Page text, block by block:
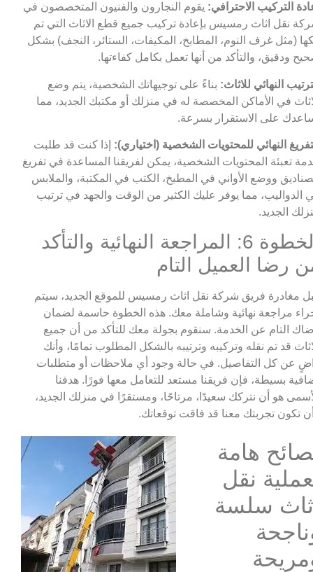
التركيب الاحترافي: يقوم النجارون والفنيون المتخصصون في
نقل اثاث رمسيس بإعادة تركيب جميع قطع الاثاث التي تم
(مثل غرف النوم، المطابخ، المكيفات، الستائر، النجف) بشكل
ودقيق، والتأكد من أنها تعمل بكامل كفاءتها.
النهائي للاثاث: بناءً على توجيهاتك الشخصية، يتم وضع
في الأماكن المخصصة له في منزلك أو مكتبك الجديد، مما
على الاستقرار بسرعة.
النهائي للمحتويات الشخصية (اختياري): إذا كنت قد طلبت
تعبئة المحتويات الشخصية، يمكن لفريقنا المساعدة في تفريغ
ووضع الأواني في المطبخ، الكتب في المكتبة، والملابس
الدواليب، مما يوفر عليك الكثير من الوقت والجهد في ترتيب
الجديد.
الخطوة 6: المراجعة النهائية والتأكد
رضا العميل التام
مغادرة فريق شركة نقل اثاث رمسيس للموقع الجديد، سيتم
مراجعة نهائية وشاملة معك. هذه الخطوة حاسمة لضمان
التام عن الخدمة. سنقوم بجولة معك للتأكد من أن جميع
قد تم نقله وتركيبه وترتيبه بالشكل المطلوب تمامًا، وأنك
عن كل التفاصيل. في حالة وجود أي ملاحظات أو متطلبات
بسيطة، فإن فريقنا مستعد للتعامل معها فورًا. هدفنا
هو أن نتركك سعيدًا، مرتاحًا، ومستقرًا في منزلك الجديد،
تكون تجربتك معنا قد فاقت توقعاتك.
هامة
نقل
سلسة